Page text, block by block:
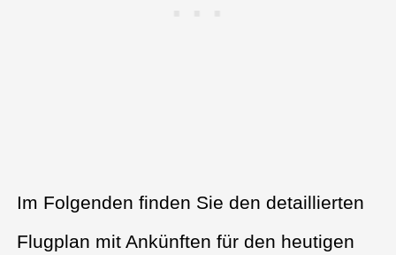
Im Folgenden finden Sie den detaillierten
Flugplan mit Ankünften für den heutigen